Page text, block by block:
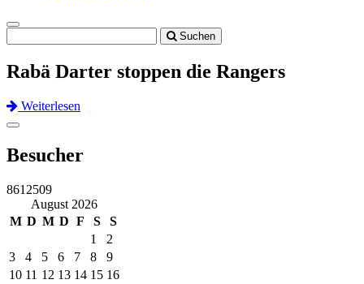
Toggle
navigation
Suchen
Rabä Darter stoppen die Rangers
Weiterlesen
Previous
Next
Toggle
Besucher
8612509
August 2026
M D M D F S S
1
2
3
4 5 6 7 8
9
10 11 12 13 14 15 16